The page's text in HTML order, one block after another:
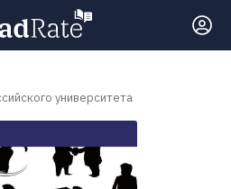
университета